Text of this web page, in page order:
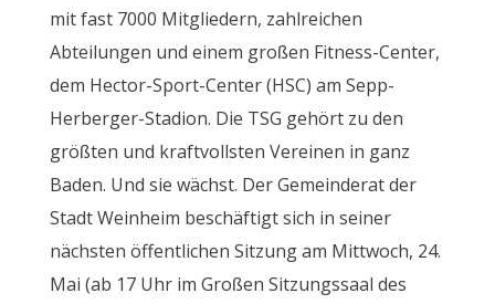
mit fast 7000 Mitgliedern, zahlreichen
Abteilungen und einem großen Fitness-Center,
dem Hector-Sport-Center (HSC) am Sepp-
Herberger-Stadion. Die TSG gehört zu den
größten und kraftvollsten Vereinen in ganz
Baden. Und sie wächst. Der Gemeinderat der
Stadt Weinheim beschäftigt sich in seiner
nächsten öffentlichen Sitzung am Mittwoch, 24.
Mai (ab 17 Uhr im Großen Sitzungssaal des